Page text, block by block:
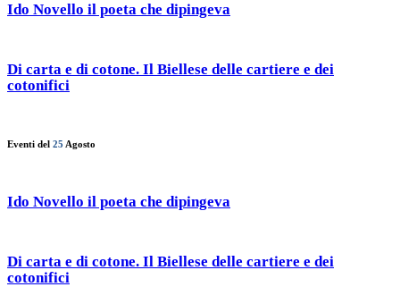
Ido Novello il poeta che dipingeva
Di carta e di cotone. Il Biellese delle cartiere e dei
cotonifici
Eventi del 25 Agosto
Ido Novello il poeta che dipingeva
Di carta e di cotone. Il Biellese delle cartiere e dei
cotonifici